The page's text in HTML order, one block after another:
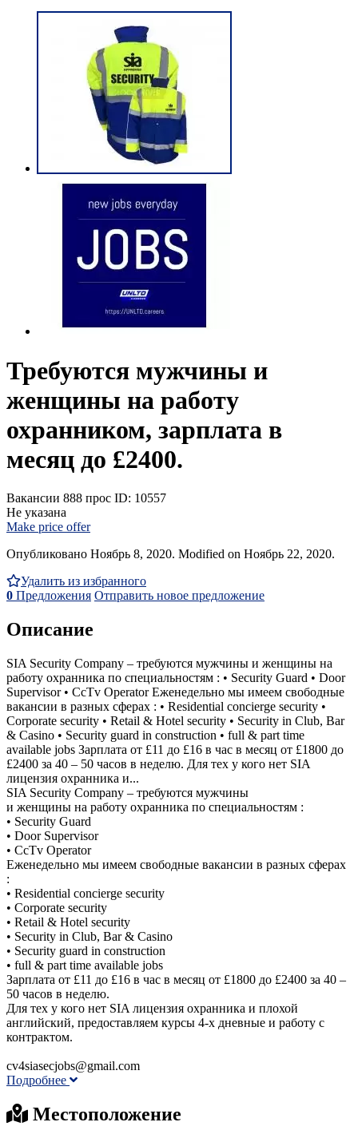
Требуются мужчины и
женщины на работу
охранником, зарплата в
месяц до £2400.
Вакансии 888 прос ID: 10557
Не указана
Make price offer
Опубликовано Ноябрь 8, 2020. Modified on Ноябрь 22, 2020.
Удалить из избранного
0 Предложения Отправить новое предложение
Описание
SIA Security Company – требуются мужчины и женщины на
работу охранника по специальностям : • Security Guard • Door
Supervisor • CcTv Operator Еженедельно мы имеем свободные
вакансии в разных сферах : • Residential concierge security •
Corporate security • Retail & Hotel security • Security in Club, Bar
& Casino • Security guard in construction • full & part time
available jobs Зарплата от £11 до £16 в час в месяц от £1800 до
£2400 за 40 – 50 часов в неделю. Для тех у кого нет SIA
лицензия охранника и...
SIA Security Company – требуются мужчины
и женщины на работу охранника по специальностям :
• Security Guard
• Door Supervisor
• CcTv Operator
Еженедельно мы имеем свободные вакансии в разных сферах
:
• Residential concierge security
• Corporate security
• Retail & Hotel security
• Security in Club, Bar & Casino
• Security guard in construction
• full & part time available jobs
Зарплата от £11 до £16 в час в месяц от £1800 до £2400 за 40 –
50 часов в неделю.
Для тех у кого нет SIA лицензия охранника и плохой
английский, предоставляем курсы 4-х дневные и работу с
контрактом.
cv4siasecjobs@gmail.com
Подробнее
Местоположение